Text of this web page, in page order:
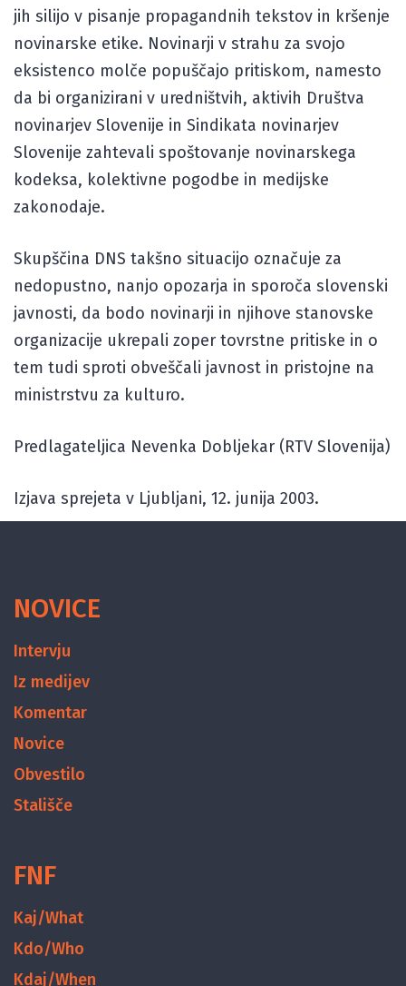
jih silijo v pisanje propagandnih tekstov in kršenje
novinarske etike. Novinarji v strahu za svojo
eksistenco molče popuščajo pritiskom, namesto
da bi organizirani v uredništvih, aktivih Društva
novinarjev Slovenije in Sindikata novinarjev
Slovenije zahtevali spoštovanje novinarskega
kodeksa, kolektivne pogodbe in medijske
zakonodaje.
Skupščina DNS takšno situacijo označuje za
nedopustno, nanjo opozarja in sporoča slovenski
javnosti, da bodo novinarji in njihove stanovske
organizacije ukrepali zoper tovrstne pritiske in o
tem tudi sproti obveščali javnost in pristojne na
ministrstvu za kulturo.
Predlagateljica Nevenka Dobljekar (RTV Slovenija)
Izjava sprejeta v Ljubljani, 12. junija 2003.
NOVICE
Intervju
Iz medijev
Komentar
Novice
Obvestilo
Stališče
FNF
Kaj/What
Kdo/Who
Kdaj/When